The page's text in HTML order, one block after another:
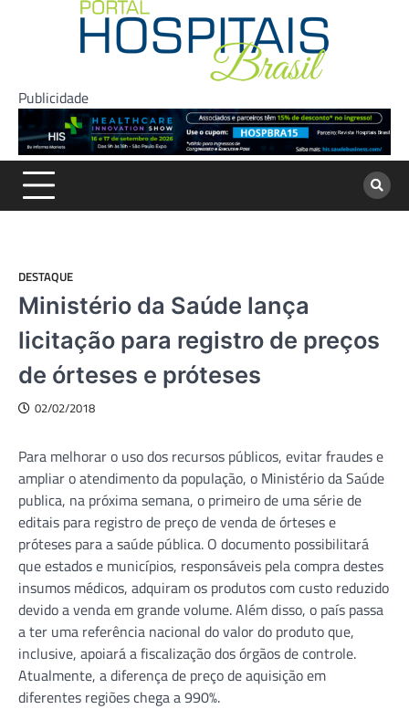
Publicidade
DESTAQUE
Ministério da Saúde lança
licitação para registro de preços
de órteses e próteses
02/02/2018
Para melhorar o uso dos recursos públicos, evitar fraudes e
ampliar o atendimento da população, o Ministério da Saúde
publica, na próxima semana, o primeiro de uma série de
editais para registro de preço de venda de órteses e
próteses para a saúde pública. O documento possibilitará
que estados e municípios, responsáveis pela compra destes
insumos médicos, adquiram os produtos com custo reduzido
devido a venda em grande volume. Além disso, o país passa
a ter uma referência nacional do valor do produto que,
inclusive, apoiará a fiscalização dos órgãos de controle.
Atualmente, a diferença de preço de aquisição em
diferentes regiões chega a 990%.